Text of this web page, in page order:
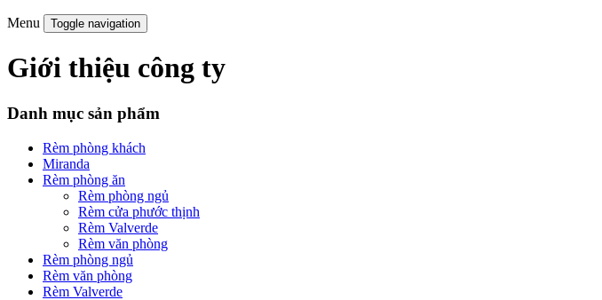
Menu Toggle navigation
Giới thiệu công ty
Danh mục sản phẩm
Rèm phòng khách
Miranda
Rèm phòng ăn
Rèm phòng ngủ
Rèm cửa phước thịnh
Rèm Valverde
Rèm văn phòng
Rèm phòng ngủ
Rèm văn phòng
Rèm Valverde